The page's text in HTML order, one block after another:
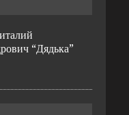
“Дядька”